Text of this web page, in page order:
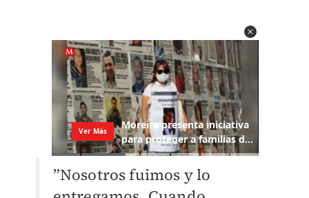
”Nosotros fuimos y lo